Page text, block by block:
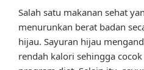
Salah satu makanan sehat
menurunkan berat badan
hijau. Sayuran hijau
rendah kalori sehingga